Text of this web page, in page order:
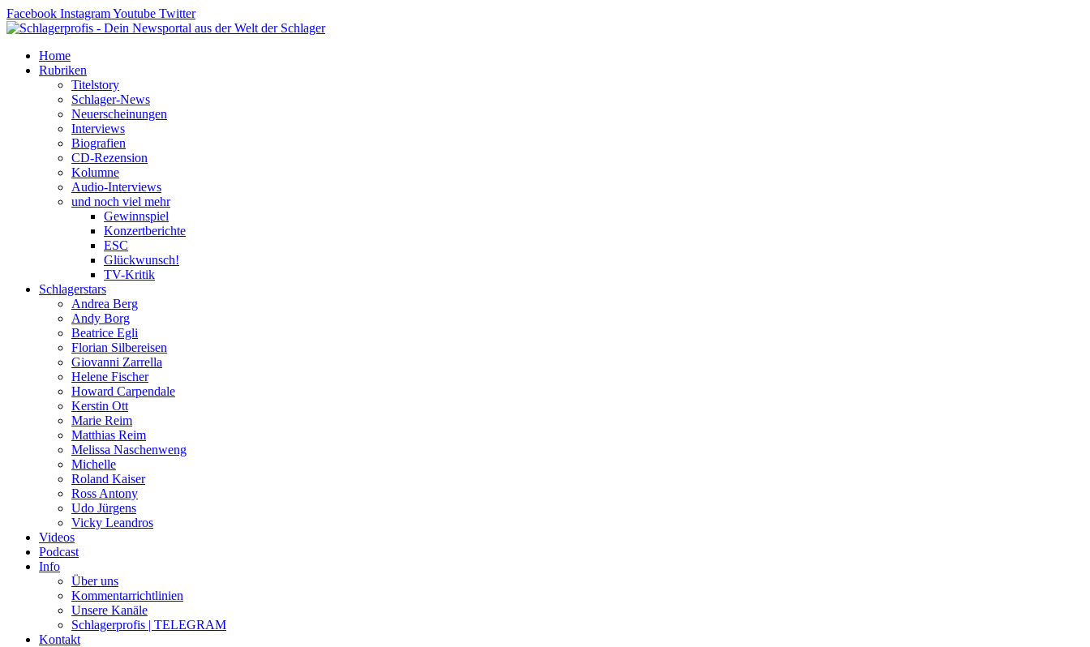
Zum
Inhalt
Facebook InstagramYoutube Twitter
Home
Rubriken
Titelstory
Schlager-News
Neuerscheinungen
Interviews
Biografien
CD-Rezension
Kolumne
Audio-Interviews
und noch viel mehr
Gewinnspiel
Konzertberichte
ESC
Glückwunsch!
TV-Kritik
Schlagerstars
Andrea Berg
Andy Borg
Beatrice Egli
Florian Silbereisen
Giovanni Zarrella
Helene Fischer
Howard Carpendale
Kerstin Ott
Marie Reim
Matthias Reim
Melissa Naschenweng
Michelle
Roland Kaiser
Ross Antony
Udo Jürgens
Vicky Leandros
Videos
Podcast
Info
Über uns
Kommentarrichtlinien
Unsere Kanäle
Schlagerprofis | TELEGRAM
Kontakt